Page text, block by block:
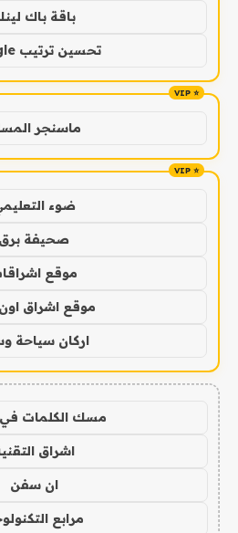
باقة باك
تحسين ترتيب google
ماسنجر
ضوء
صحيفة برق
موقع
موقع اشراق اون
اركان سياحة
مسك الكلمات
اشراق
ان سفن
مرابع